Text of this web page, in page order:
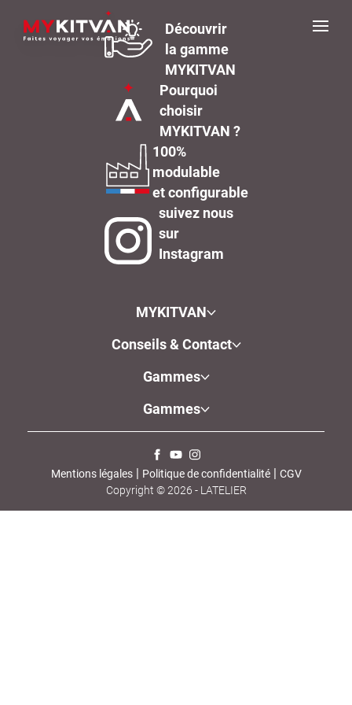
Découvrir
la gamme
MYKITVAN
Pourquoi
choisir
MYKITVAN ?
100%
modulable
et configurable
suivez nous
sur
Instagram
MYKITVAN
Conseils & Contact
Gammes
Gammes
Copyright © 2026 - LATELIER
Mentions légales | Politique de confidentialité | CGV